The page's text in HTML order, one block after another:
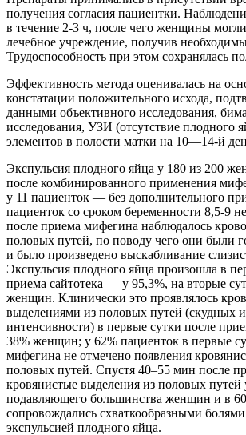
получения согласия пациентки.
в течение 2-3 ч, после чего женщины
лечебное учреждение, получив
Трудоспособность при этом сохранялась
Эффективность метода оценивалась на
констатации положительного исхода,
данными объективного исследования,
исследования, УЗИ (отсутствие плодного
элементов в полости матки на 10—14-й
Экспульсия плодного яйца у 180 из 200
после комбинированного применения
у 11 пациенток — без дополнительного
пациенток со сроком беременности 8,5-9
после приема мифегина наблюдалось
половых путей, по поводу чего они были
и было произведено выскабливание
Экспульсия плодного яйца произошла в
приема сайтотека — у 95,3%, на вторые
женщин. Клинически это проявлялось
выделениями из половых путей (скудных
интенсивности) в первые сутки после
38% женщин; у 62% пациенток в первые
мифегина не отмечено появления
половых путей. Спустя 40–55 мин после
кровянистые выделения из половых путей
подавляющего большинства женщин и в
сопровождались схваткообразными
экспульсией плодного яйца.